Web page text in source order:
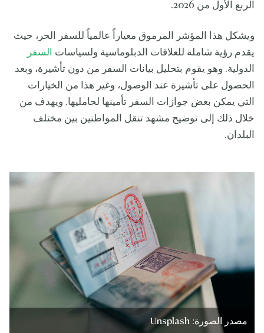
الربع الأول من 2026.
ويشكل هذا المؤشر المرموق معياراً عالمياً للسفر الحر، حيث
يقدم رؤية شاملة للعلاقات الدبلوماسية ولسياسات
السفر
الدولية. وهو يقوم بتحليل بيانات السفر من دون تأشيرة، وبعد
الحصول على تأشيرة عند الوصول، وغير هذا من الخيارات
التي يمكن بعض جوازات السفر تأمينها لحامليها. ويهدف من
خلال ذلك إلى توضيح مشهد تنقل المواطنين بين مختلف
البلدان.
مصدر الصورة: Unsplash